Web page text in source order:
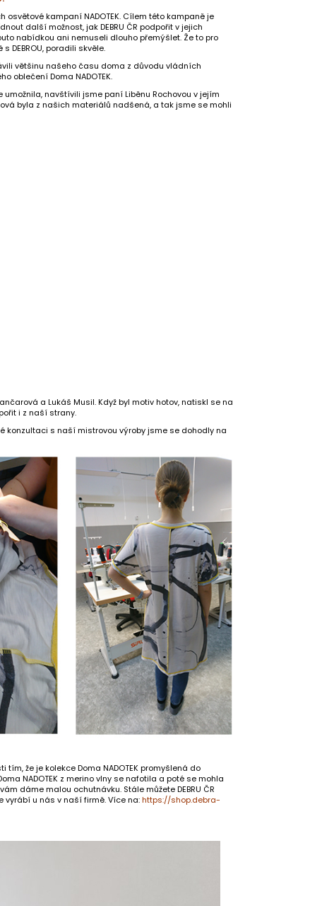
osvětové kampaní NADOTEK. Cílem této kampaně je
další možnost, jak DEBRU ČR podpořit v jejich
nabídkou ani nemuseli dlouho přemýšlet. Že to pro
DEBROU, poradili skvěle.
většinu našeho času doma z důvodu vládních
oblečení Doma NADOTEK.
navštívili jsme paní Liběnu Rochovou v jejím
byla z našich materiálů nadšená, a tak jsme se mohli
a Lukáš Musil. Když byl motiv hotov, natiskl se na
i z naší strany.
konzultaci s naší mistrovou výroby jsme se dohodly na
že je kolekce Doma NADOTEK promyšlená do
NADOTEK z merino vlny se nafotila a poté se mohla
dáme malou ochutnávku. Stále můžete DEBRU ČR
vyrábí u nás v naší firmě. Více na:https://shop.debra-